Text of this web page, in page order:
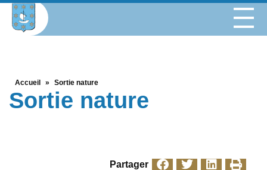
Accueil » Sortie nature
Sortie nature
Partager